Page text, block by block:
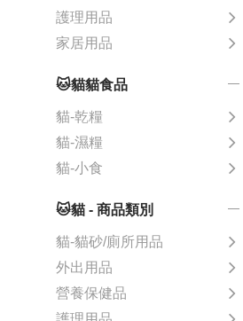
護理用品
家居用品
🐱貓貓食品
貓-乾糧
貓-濕糧
貓-小食
🐱貓 - 商品類別
貓-貓砂/廁所用品
外出用品
營養保健品